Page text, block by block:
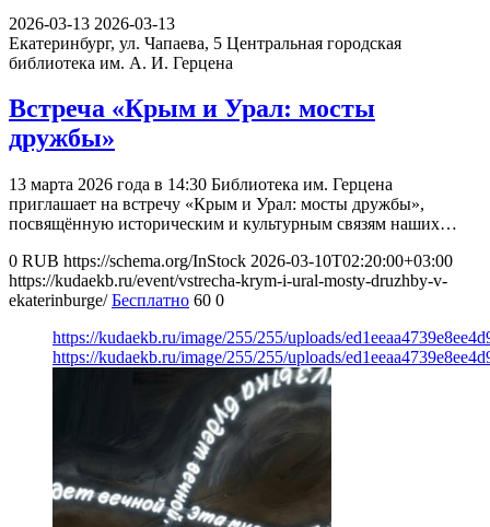
2026-03-13 2026-03-13
Екатеринбург, ул. Чапаева, 5 Центральная городская
библиотека им. А. И. Герцена
Встреча «Крым и Урал: мосты
дружбы»
13 марта 2026 года в 14:30 Библиотека им. Герцена
приглашает на встречу «Крым и Урал: мосты дружбы»,
посвящённую историческим и культурным связям наших…
0 RUB https://schema.org/InStock 2026-03-10T02:20:00+03:00
https://kudaekb.ru/event/vstrecha-krym-i-ural-mosty-druzhby-v-
ekaterinburge/ Бесплатно 60 0
https://kudaekb.ru/image/255/255/uploads/
https://kudaekb.ru/image/255/255/uploads/